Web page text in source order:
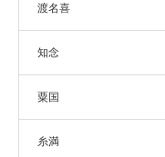
渡名喜
知念
粟国
糸満